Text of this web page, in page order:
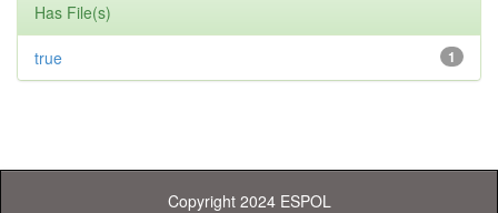
Has File(s)
1
true
Copyright 2024 ESPOL